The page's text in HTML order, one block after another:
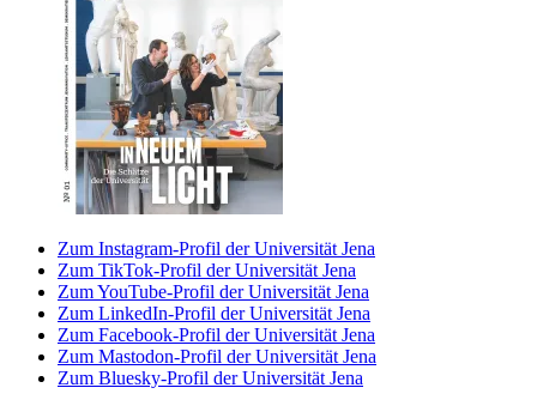
Zum Instagram-Profil der Universität Jena
Zum TikTok-Profil der Universität Jena
Zum YouTube-Profil der Universität Jena
Zum LinkedIn-Profil der Universität Jena
Zum Facebook-Profil der Universität Jena
Zum Mastodon-Profil der Universität Jena
Zum Bluesky-Profil der Universität Jena